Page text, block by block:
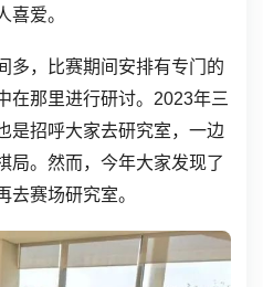
喜爱。
多，比赛期间安排有专门的
在那里进行研讨。2023年三
是招呼大家去研究室，一边
局。然而，今年大家发现了
去赛场研究室。